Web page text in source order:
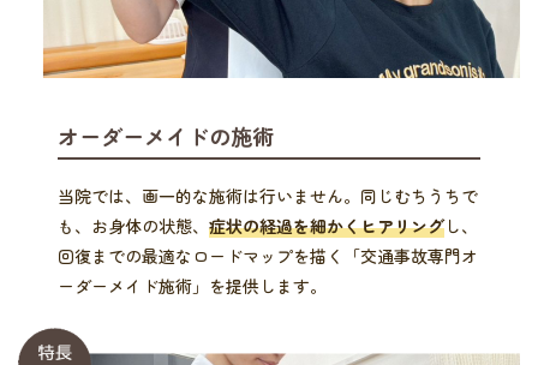
オーダーメイドの施術
当院では、画一的な施術は行いません。同じむちうちで
も、お身体の状態、症状の経過を細かくヒアリングし、
回復までの最適なロードマップを描く「交通事故専門オ
ーダーメイド施術」を提供します。